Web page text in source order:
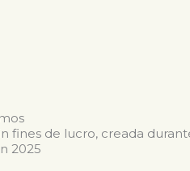
fines de lucro, creada
2025